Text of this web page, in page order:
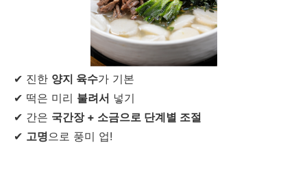
✔ 진한 양지 육수가 기본
✔ 떡은 미리 불려서 넣기
✔ 간은 국간장 + 소금으로 단계별 조절
✔ 고명으로 풍미 업!